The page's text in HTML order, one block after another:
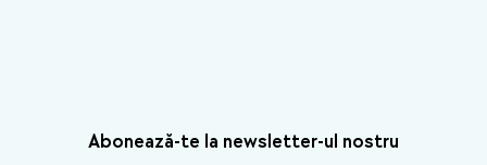
Abonează-te la newsletter-ul nostru